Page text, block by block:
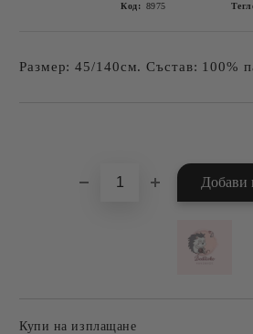
Код: 8975
Размер: 45/140см. Състав: 100%
Купи на изплащане